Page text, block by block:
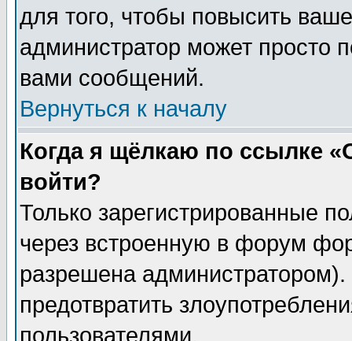
для того, чтобы повысить
администратор может просто
вами сообщений.
Вернуться к началу
Когда я щёлкаю по ссылке
войти?
Только зарегистрированные
через встроенную в форум
разрешена
предотвратить
пользователями.